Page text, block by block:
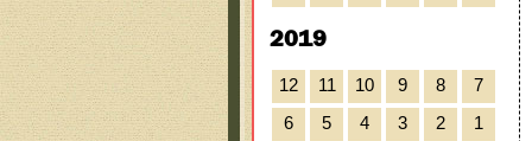
2019
12 11 10 9 8
7
6
5 4 3 2 1